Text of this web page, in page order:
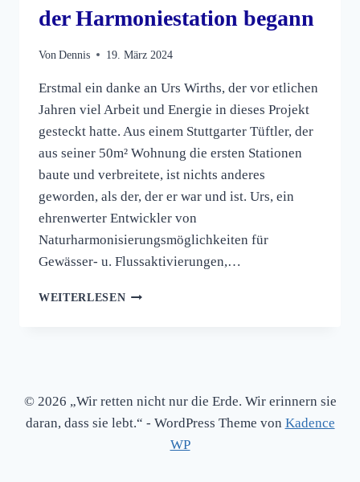
der Harmoniestation begann
Von Dennis 19. März 2024
Erstmal ein danke an Urs Wirths, der vor etlichen
Jahren viel Arbeit und Energie in dieses Projekt
gesteckt hatte. Aus einem Stuttgarter Tüftler, der
aus seiner 50m² Wohnung die ersten Stationen
baute und verbreitete, ist nichts anderes
geworden, als der, der er war und ist. Urs, ein
ehrenwerter Entwickler von
Naturharmonisierungsmöglichkeiten für
Gewässer- u. Flussaktivierungen,…
WEITERLESEN
© 2026 „Wir retten nicht nur die Erde. Wir erinnern sie
daran, dass sie lebt.“ - WordPress Theme von Kadence
WP